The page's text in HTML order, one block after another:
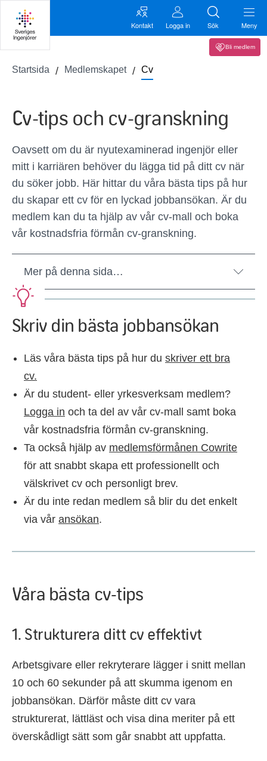
Kontakt Logga in Sök Meny
Bli medlem
Startsida Medlemskapet Cv
Cv-tips och cv-granskning
Oavsett om du är nyutexaminerad ingenjör eller
mitt i karriären behöver du lägga tid på ditt cv när
du söker jobb. Här hittar du våra bästa tips på hur
du skapar ett cv för en lyckad jobbansökan. Är du
medlem kan du ta hjälp av vår cv-mall och boka
vår kostnadsfria förmån cv-granskning.
Mer på denna sida…
Skriv din bästa jobbansökan
Läs våra bästa tips på hur du skriver ett bra
cv.
Är du student- eller yrkesverksam medlem?
Logga in och ta del av vår cv-mall samt boka
vår kostnadsfria förmån cv-granskning.
Ta också hjälp av medlemsförmånen Cowrite
för att snabbt skapa ett professionellt och
välskrivet cv och personligt brev.
Är du inte redan medlem så blir du det enkelt
via vår ansökan.
Våra bästa cv-tips
1. Strukturera ditt cv effektivt
Arbetsgivare eller rekryterare lägger i snitt mellan
10 och 60 sekunder på att skumma igenom en
jobbansökan. Därför måste ditt cv vara
strukturerat, lättläst och visa dina meriter på ett
överskådligt sätt som går snabbt att uppfatta.